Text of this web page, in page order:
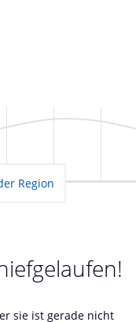
Region
sie ist gerade nicht